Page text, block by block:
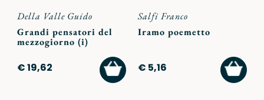
Della Valle Guido
Grandi pensatori del
mezzogiorno (i)
€ 19,62
AGGIUNGI
AL
CARRELLO
Salfi Franco
Iramo poemetto
€ 5,16
AL